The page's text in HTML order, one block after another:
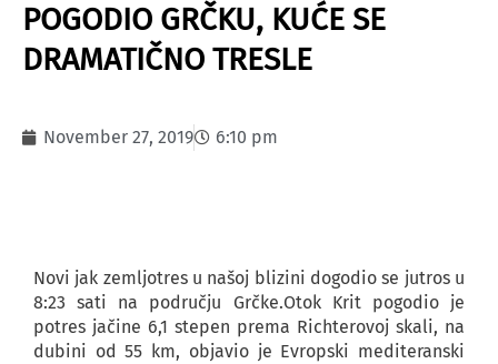
POGODIO GRČKU, KUĆE SE
DRAMATIČNO TRESLE
November 27, 2019 6:10 pm
Novi jak zemljotres u našoj blizini dogodio se jutros u
8:23 sati na području Grčke.Otok Krit pogodio je
potres jačine 6,1 stepen prema Richterovoj skali, na
dubini od 55 km, objavio je Evropski mediteranski